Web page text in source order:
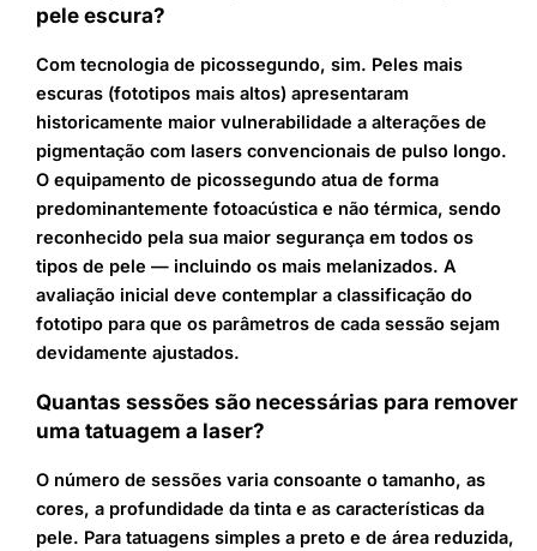
pele escura?
Com tecnologia de picossegundo, sim. Peles mais
escuras (fototipos mais altos) apresentaram
historicamente maior vulnerabilidade a alterações de
pigmentação com lasers convencionais de pulso longo.
O equipamento de picossegundo atua de forma
predominantemente fotoacústica e não térmica, sendo
reconhecido pela sua maior segurança em todos os
tipos de pele — incluindo os mais melanizados. A
avaliação inicial deve contemplar a classificação do
fototipo para que os parâmetros de cada sessão sejam
devidamente ajustados.
Quantas sessões são necessárias para remover
uma tatuagem a laser?
O número de sessões varia consoante o tamanho, as
cores, a profundidade da tinta e as características da
pele. Para tatuagens simples a preto e de área reduzida,